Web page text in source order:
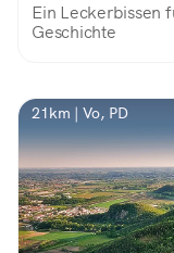
Ein Leckerbissen
Geschichte
21km | Vo, PD